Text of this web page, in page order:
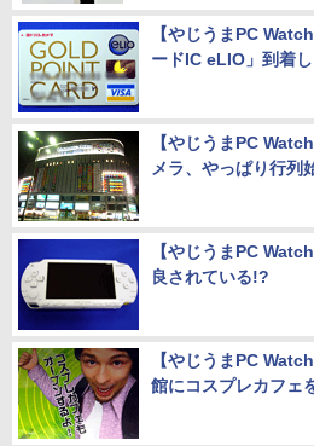
【やじうまPC
ードIC eLIO」到着
【やじうまPC
メラ、やっぱり行列
【やじうまPC
良されている!?
【やじうまPC
館にコスプレカフェ